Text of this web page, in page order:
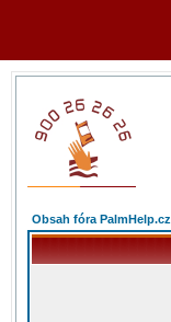
Obsah fóra PalmHelp.cz